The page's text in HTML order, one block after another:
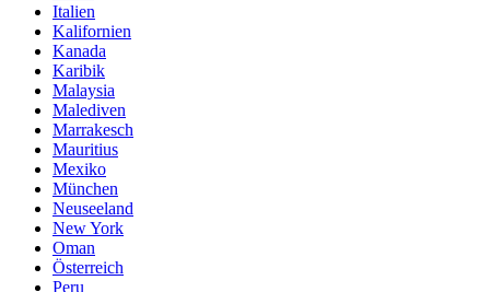
Italien
Kalifornien
Kanada
Karibik
Malaysia
Malediven
Marrakesch
Mauritius
Mexiko
München
Neuseeland
New York
Oman
Österreich
Peru